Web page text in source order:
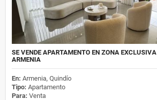
SE VENDE APARTAMENTO EN ZONA EXCLUSIVA
ARMENIA
En: Armenia, Quindío
Tipo: Apartamento
Para: Venta